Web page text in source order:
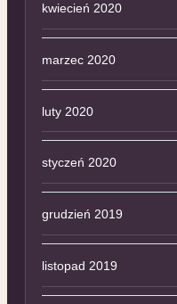
kwiecień 2020
marzec 2020
luty 2020
styczeń 2020
grudzień 2019
listopad 2019